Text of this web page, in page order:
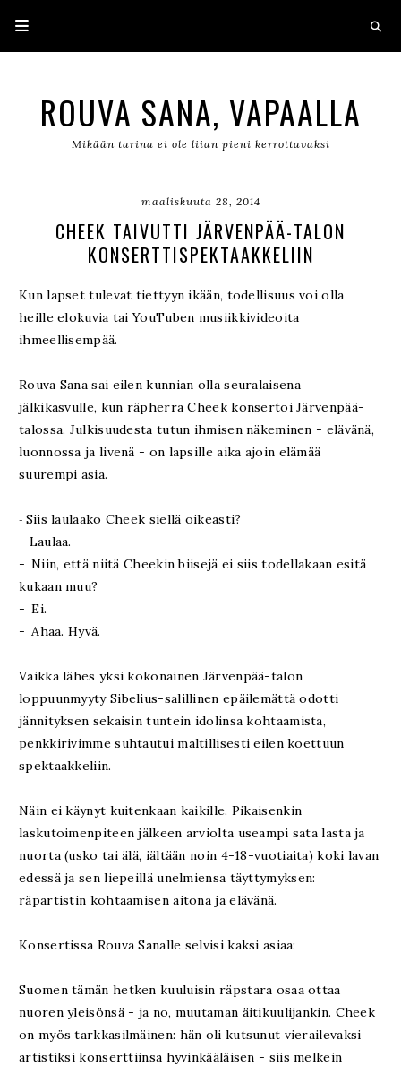
ROUVA SANA, VAPAALLA
Mikään tarina ei ole liian pieni kerrottavaksi
maaliskuuta 28, 2014
CHEEK TAIVUTTI JÄRVENPÄÄ-TALON
KONSERTTISPEKTAAKKELIIN
Kun lapset tulevat tiettyyn ikään, todellisuus voi olla
heille elokuvia tai YouTuben musiikkivideoita
ihmeellisempää.
Rouva Sana sai eilen kunnian olla seuralaisena
jälkikasvulle, kun räpherra Cheek konsertoi Järvenpää-
talossa. Julkisuudesta tutun ihmisen näkeminen - elävänä,
luonnossa ja livenä - on lapsille aika ajoin elämää
suurempi asia.
- Siis laulaako Cheek siellä oikeasti?
- Laulaa.
- Niin, että niitä Cheekin biisejä ei siis todellakaan esitä
kukaan muu?
- Ei.
- Ahaa. Hyvä.
Vaikka lähes yksi kokonainen Järvenpää-talon
loppuunmyyty Sibelius-salillinen epäilemättä odotti
jännityksen sekaisin tuntein idolinsa kohtaamista,
penkkirivimme suhtautui maltillisesti eilen koettuun
spektaakkeliin.
Näin ei käynyt kuitenkaan kaikille. Pikaisenkin
laskutoimenpiteen jälkeen arviolta useampi sata lasta ja
nuorta (usko tai älä, iältään noin 4-18-vuotiaita) koki lavan
edessä ja sen liepeillä unelmiensa täyttymyksen:
räpartistin kohtaamisen aitona ja elävänä.
Konsertissa Rouva Sanalle selvisi kaksi asiaa:
Suomen tämän hetken kuuluisin räpstara osaa ottaa
nuoren yleisönsä - ja no, muutaman äitikuulijankin. Cheek
on myös tarkkasilmäinen: hän oli kutsunut vierailevaksi
artistiksi konserttiinsa hyvinkääläisen - siis melkein